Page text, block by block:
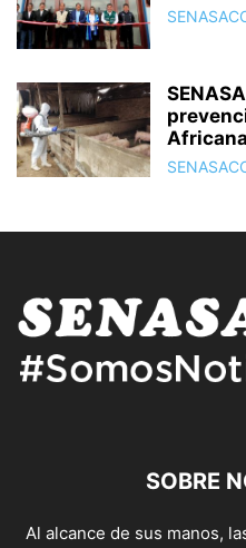
SOBRE
Al alcance de sus manos,